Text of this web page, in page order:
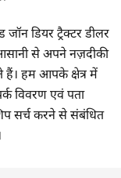
जॉन डियर ट्रैक्टर डीलर
से अपने नज़दीकी
हैं। हम आपके क्षेत्र में
विवरण एवं पता
सर्च करने से संबंधित